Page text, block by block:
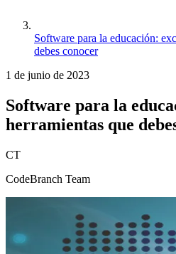
Software para la educación:
debes conocer
1 de junio de 2023
Software para la
herramientas que
CT
CodeBranch Team